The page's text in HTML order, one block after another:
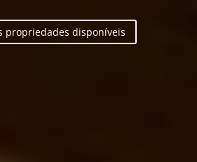
propriedades disponíveis